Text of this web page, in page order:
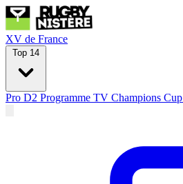
XV de France
Top 14
Pro D2 Programme TV Champions Cup